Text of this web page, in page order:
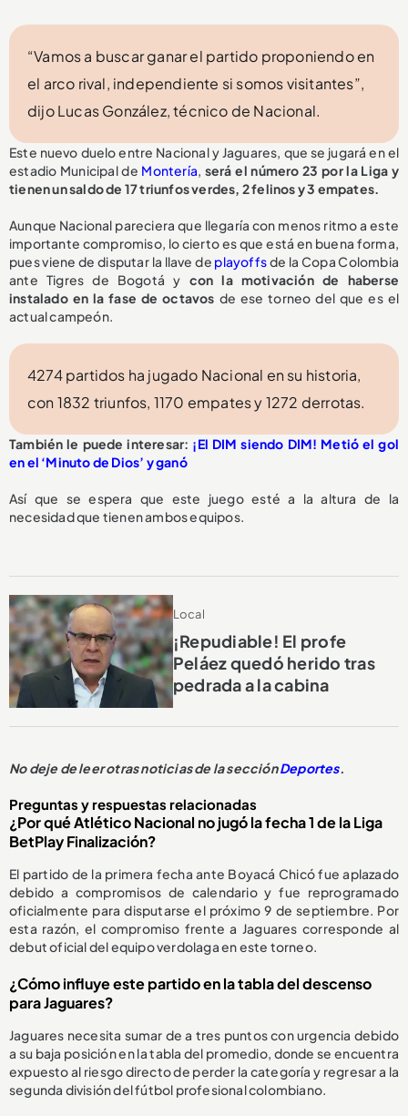
“Vamos a buscar ganar el partido proponiendo en
el arco rival, independiente si somos visitantes”,
dijo Lucas González, técnico de Nacional.
Este nuevo duelo entre Nacional y Jaguares, que se jugará en el
estadio Municipal de Montería, será el número 23 por la Liga y
tienen un saldo de 17 triunfos verdes, 2 felinos y 3 empates.
Aunque Nacional pareciera que llegaría con menos ritmo a este
importante compromiso, lo cierto es que está en buena forma,
pues viene de disputar la llave de playoffsde la Copa Colombia
ante Tigres de Bogotá y con la motivación de haberse
instalado en la fase de octavos de ese torneo del que es el
actual campeón.
4274 partidos ha jugado Nacional en su historia,
con 1832 triunfos, 1170 empates y 1272 derrotas.
También le puede interesar: ¡El DIM siendo DIM! Metió el gol
en el ‘Minuto de Dios’ y ganó
Así que se espera que este juego esté a la altura de la
necesidad que tienen ambos equipos.
Local
¡Repudiable! El profe
Peláez quedó herido tras
pedrada a la cabina
No deje de leer otras noticias de la secciónDeportes.
Preguntas y respuestas relacionadas
¿Por qué Atlético Nacional no jugó la fecha 1 de la Liga
BetPlay Finalización?
El partido de la primera fecha ante Boyacá Chicó fue aplazado
debido a compromisos de calendario y fue reprogramado
oficialmente para disputarse el próximo 9 de septiembre. Por
esta razón, el compromiso frente a Jaguares corresponde al
debut oficial del equipo verdolaga en este torneo.
¿Cómo influye este partido en la tabla del descenso
para Jaguares?
Jaguares necesita sumar de a tres puntos con urgencia debido
a su baja posición en la tabla del promedio, donde se encuentra
expuesto al riesgo directo de perder la categoría y regresar a la
segunda división del fútbol profesional colombiano.